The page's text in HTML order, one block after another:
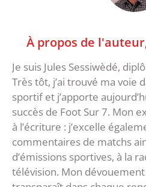
À propos de
Je suis Jules Sessiwèdé,
Très tôt, j’ai trouvé ma voie
sportif et j’apporte
succès de Foot Sur 7. Mon
à l’écriture : j’excelle
commentaires de matchs
d’émissions sportives, à la
télévision. Mon